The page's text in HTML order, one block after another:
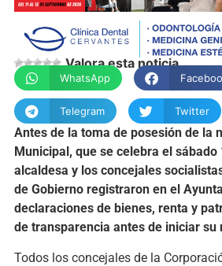
Valora esta noticia
WhatsApp
Telegram Twitter
Antes de la toma de posesión de la
Municipal, que se celebra el sábado
alcaldesa y los concejales
de Gobierno registraron en el
declaraciones de bienes, renta y
de transparencia antes de iniciar su
Todos los concejales de la